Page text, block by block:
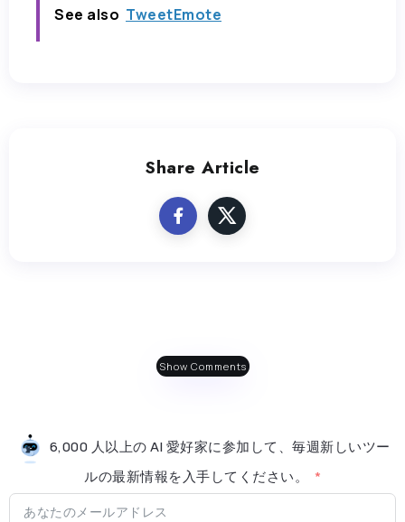
See also TweetEmote
Share Article
Show Comments
6,000 人以上の AI 愛好家に参加して、毎週新しいツー
ルの最新情​​報を入手してください。